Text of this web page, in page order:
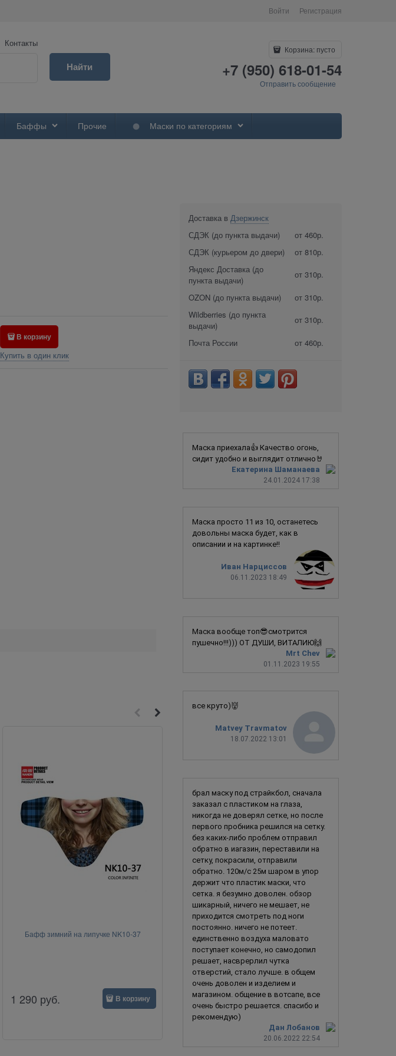
Войти Регистрация
Контакты
Найти
Корзина: пусто
+7 (950) 618-01-54
Отправить сообщение
Баффы Прочие Маски по категориям
В корзину
Купить в один клик
Бафф зимний на липучке NK10-37
1 290 руб. В корзину 3 390 руб. В корзину
Доставка в Дзержинск
СДЭК (до пункта выдачи)
от 460р.
СДЭК (курьером до двери)
от 810р.
Яндекс Доставка (до
пункта выдачи)
от 310р.
OZON (до пункта выдачи)
от 310р.
Wildberries (до пункта
выдачи)
от 310р.
Почта России от 460р.
Екатерина Шаманаева
24.01.2024 17:38
Маска приехала👍 Качество огонь,
сидит удобно и выглядит отлично🤘
Иван Нарциссов
06.11.2023 18:49
Маска просто 11 из 10, останетесь
довольны маска будет, как в
описании и на картинке!!
Mrt Chev
01.11.2023 19:55
Маска вообще топ😎смотрится
пушечно!!!))) ОТ ДУШИ, ВИТАЛИЮ🙌
Matvey Travmatov
18.07.2022 13:01
все круто)👹
Дан Лобанов
20.06.2022 22:54
брал маску под страйкбол, сначала
заказал с пластиком на глаза,
никогда не доверял сетке, но после
первого пробника решился на сетку.
без каких-либо проблем отправил
обратно в иагазин, переставили на
сетку, покрасили, отправили
обратно. 120м/с 25м шаром в упор
держит что пластик маски, что
сетка. я безумно доволен. обзор
шикарный, ничего не мешает, не
приходится смотреть под ноги
постоянно. ничего не потеет.
единственно воздуха маловато
поступает конечно, но самодопил
решает, насврерлил чутка
отверстий, стало лучше. в общем
очень доволен и изделием и
магазином. общение в вотсапе, все
очень быстро решается. спасибо и
рекомендую)